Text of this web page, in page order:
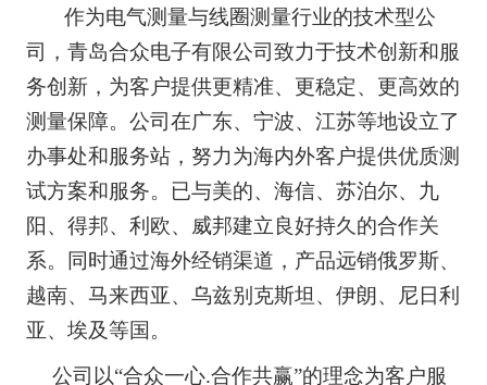
作为电气测量与线圈测量行业的技术型公
司，青岛合众电子有限公司致力于技术创新和服
务创新，为客户提供更精准、更稳定、更高效的
测量保障。公司在广东、宁波、江苏等地设立了
办事处和服务站，努力为海内外客户提供优质测
试方案和服务。已与美的、海信、苏泊尔、九
阳、得邦、利欧、威邦建立良好持久的合作关
系。同时通过海外经销渠道，产品远销俄罗斯、
越南、马来西亚、乌兹别克斯坦、伊朗、尼日利
亚、埃及等国。
公司以“合众一心.合作共赢”的理念为客户服